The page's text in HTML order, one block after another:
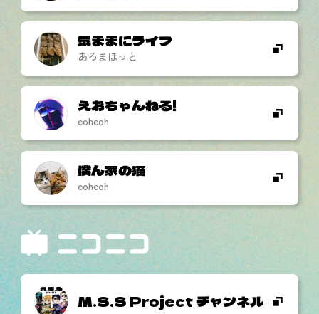
気ままにライフ
あろまほっと
えおちゃんねる!
eoheoh
僕ん家の猫
eoheoh
M.S.S Project チャンネル